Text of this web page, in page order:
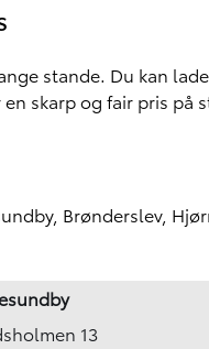
stande. Du kan
en skarp og fair pris på
Brønderslev,
13